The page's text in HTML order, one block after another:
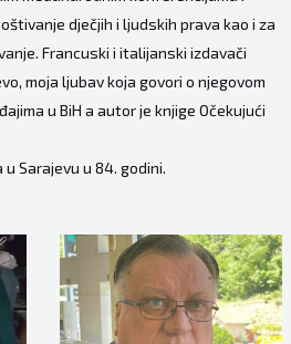
dječjih i ljudskih prava kao i za
Francuski i italijanski izdavači
moja ljubav koja govori o njegovom
u BiH a autor je knjige Očekujući
Sarajevu u 84. godini.